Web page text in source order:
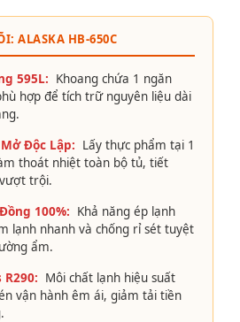
ALASKA HB-650C
595L: Khoang chứa 1 ngăn
hợp để tích trữ nguyên liệu dài
Độc Lập: Lấy thực phẩm tại 1
thoát nhiệt toàn bộ tủ, tiết
trội.
100%: Khả năng ép lạnh
lạnh nhanh và chống rỉ sét tuyệt
ẩm.
R290: Môi chất lạnh hiệu suất
vận hành êm ái, giảm tải tiền